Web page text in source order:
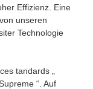
Effizienz. Eine
unseren
Technologie
tandards „
“. Auf